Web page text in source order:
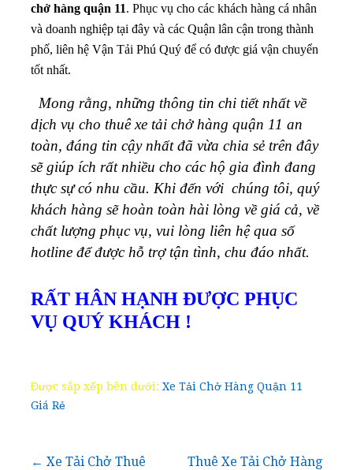
chở hàng quận 11. Phục vụ cho các khách hàng cá nhân
và doanh nghiệp tại đây và các Quận lân cận trong thành
phố, liên hệ Vận Tải Phú Quý để có được giá vận chuyển
tốt nhất.
Mong rằng, những thông tin chi tiết nhất về
dịch vụ cho thuê xe tải chở hàng quận 11 an
toàn, đáng tin cậy nhất đã vừa chia sẻ trên đây
sẽ giúp ích rất nhiều cho các hộ gia đình đang
thực sự có nhu cầu. Khi đến với chúng tôi, quý
khách hàng sẽ hoàn toàn hài lòng về giá cả, về
chất lượng phục vụ, vui lòng liên hệ qua số
hotline để được hỗ trợ tận tình, chu đáo nhất.
RẤT HÂN HẠNH ĐƯỢC PHỤC
VỤ QUÝ KHÁCH !
Được sắp xếp bên dưới: Xe Tải Chở Hàng Quận 11
Giá Rẻ
← Xe Tải Chở Thuê Thuê Xe Tải Chở Hàng